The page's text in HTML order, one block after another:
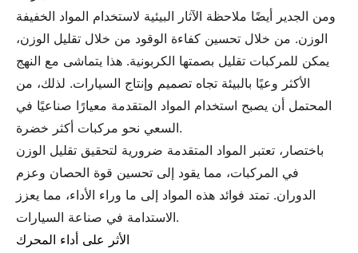
ومن الجدير أيضًا ملاحظة الآثار البيئية لاستخدام المواد الخفيفة
الوزن. من خلال تحسين كفاءة الوقود من خلال تقليل الوزن،
يمكن للمركبات تقليل بصمتها الكربونية. هذا يتماشى مع النهج
الأكثر وعيًا بالبيئة تجاه تصميم وإنتاج السيارات. لذلك، من
المحتمل أن يصبح استخدام المواد المتقدمة معيارًا صناعيًا في
السعي نحو مركبات أكثر خضرة.
باختصار، تعتبر المواد المتقدمة ضرورية لتحقيق تقليل الوزن
في المركبات، مما يقود إلى تحسين قوة الحصان وعزم
الدوران. تمتد فوائد هذه المواد إلى ما وراء الأداء، مما يعزز
الاستدامة في صناعة السيارات.
الأثر على أداء المحرك